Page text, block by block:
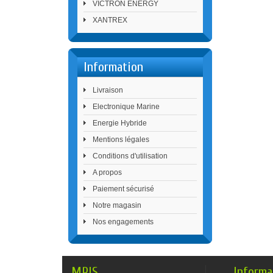
VICTRON ENERGY
XANTREX
Information
Livraison
Electronique Marine
Energie Hybride
Mentions légales
Conditions d'utilisation
A propos
Paiement sécurisé
Notre magasin
Nos engagements